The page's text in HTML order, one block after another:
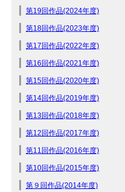
第19回作品(2024年度)
第18回作品(2023年度)
第17回作品(2022年度)
第16回作品(2021年度)
第15回作品(2020年度)
第14回作品(2019年度)
第13回作品(2018年度)
第12回作品(2017年度)
第11回作品(2016年度)
第10回作品(2015年度)
第９回作品(2014年度)